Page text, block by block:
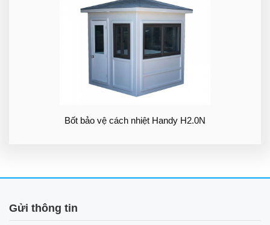
Bốt bảo vệ cách nhiệt Handy H2.0N
Gửi thông tin